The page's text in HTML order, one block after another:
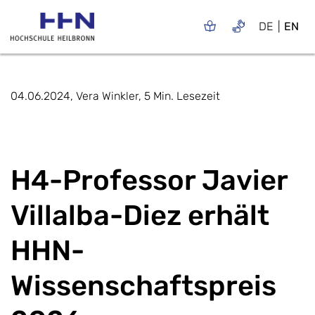
DE EN
04.06.2024, Vera Winkler, 5 Min. Lesezeit
H4-Professor Javier
Villalba-Diez erhält
HHN-
Wissenschaftspreis